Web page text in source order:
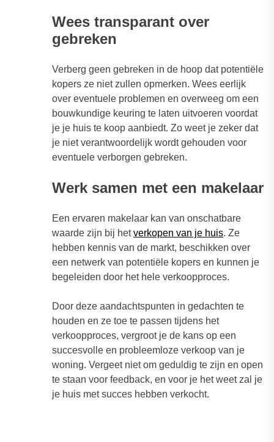
Wees transparant over
gebreken
Verberg geen gebreken in de hoop dat potentiële
kopers ze niet zullen opmerken. Wees eerlijk
over eventuele problemen en overweeg om een
bouwkundige keuring te laten uitvoeren voordat
je je huis te koop aanbiedt. Zo weet je zeker dat
je niet verantwoordelijk wordt gehouden voor
eventuele verborgen gebreken.
Werk samen met een makelaar
Een ervaren makelaar kan van onschatbare
waarde zijn bij hetverkopen van je huis. Ze
hebben kennis van de markt, beschikken over
een netwerk van potentiële kopers en kunnen je
begeleiden door het hele verkoopproces.
Door deze aandachtspunten in gedachten te
houden en ze toe te passen tijdens het
verkoopproces, vergroot je de kans op een
succesvolle en probleemloze verkoop van je
woning. Vergeet niet om geduldig te zijn en open
te staan voor feedback, en voor je het weet zal je
je huis met succes hebben verkocht.